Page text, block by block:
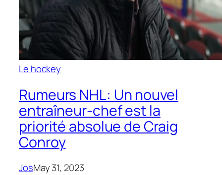
Le hockey
Rumeurs NHL: Un nouvel
entraîneur-chef est la
priorité absolue de Craig
Conroy
JosMay 31, 2023